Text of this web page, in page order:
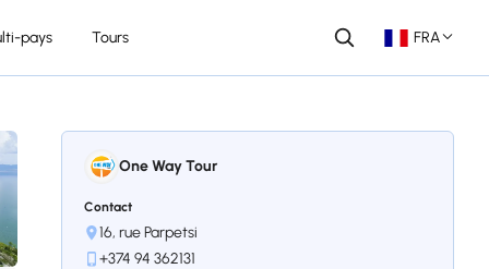
pays Tours FRA
One Way Tour
Contact
16, rue Parpetsi
+374 94 362131